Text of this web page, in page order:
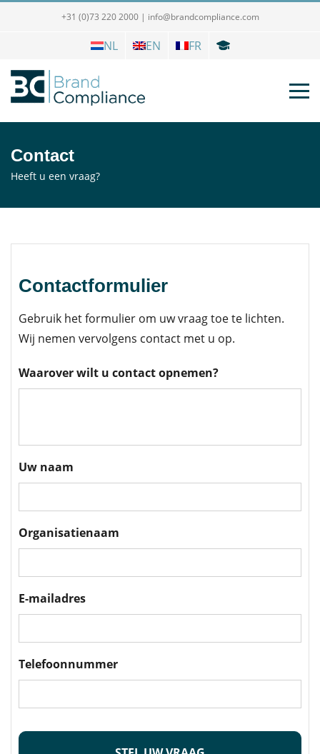
+31 (0)73 220 2000 | info@brandcompliance.com
NL EN FR
Contact
Heeft u een vraag?
Contactformulier
Gebruik het formulier om uw vraag toe te lichten.
Wij nemen vervolgens contact met u op.
Waarover wilt u contact opnemen?
Uw naam
Organisatienaam
E-mailadres
Telefoonnummer